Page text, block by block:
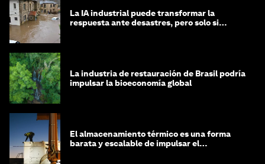
La IA industrial puede transformar la
respuesta ante desastres, pero solo si
La industria de restauración de Brasil podría
impulsar la bioeconomía global
El almacenamiento térmico es una forma
barata y escalable de impulsar el